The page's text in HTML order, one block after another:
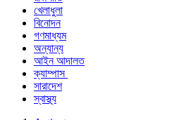
খেলাধুলা
বিনোদন
গণমাধ্যম
অন্যান্য
আইন আদালত
ক্যাম্পাস
সারাদেশ
স্বাস্থ্য